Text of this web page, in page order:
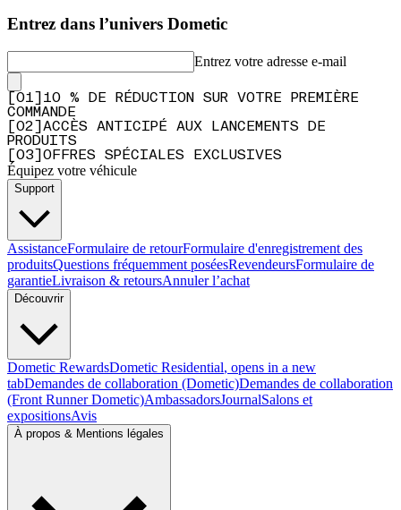
Entrez dans l’univers Dometic
Entrez votre adresse e-mail
01
10 % DE RÉDUCTION SUR VOTRE PREMIÈRE
COMMANDE
02
ACCÈS ANTICIPÉ AUX LANCEMENTS DE
PRODUITS
03 OFFRES SPÉCIALES EXCLUSIVES
Équipez votre véhicule
Support
AssistanceFormulaire de retourFormulaire d'enregistrement des
produitsQuestions fréquemment poséesRevendeursFormulaire de
garantieLivraison & retoursAnnuler l’achat
Découvrir
Dometic RewardsDometic Residential, opens in a new
tabDemandes de collaboration (Dometic)Demandes de collaboration
(Front Runner Dometic)AmbassadorsJournalSalons et
expositionsAvis
À propos & Mentions légales